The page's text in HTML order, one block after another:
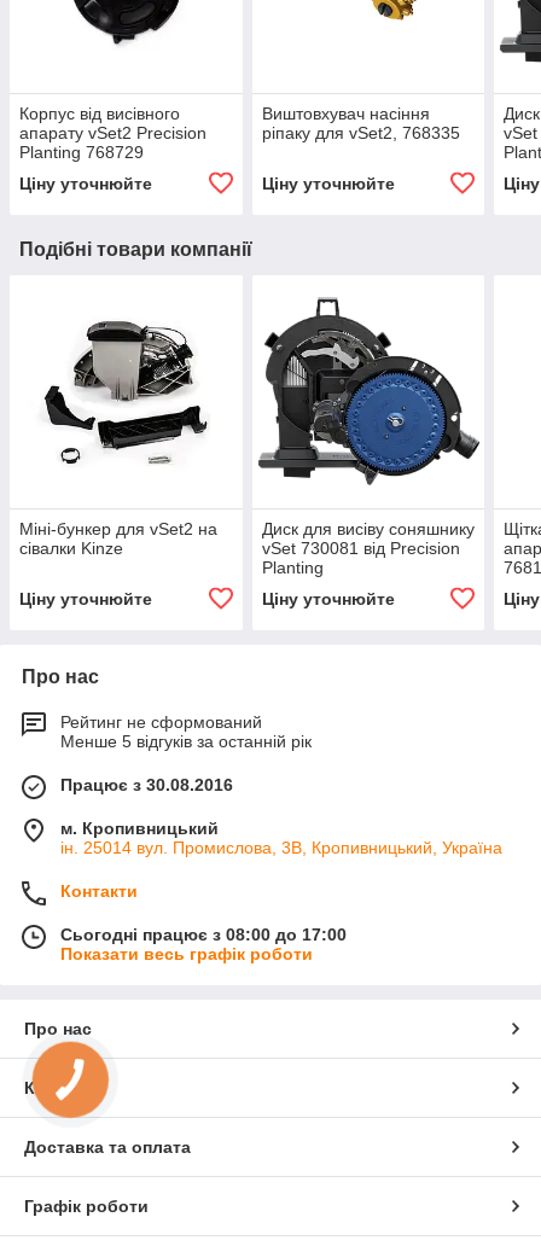
Корпус від висівного
апарату vSet2 Precision
Planting 768729
Ціну уточнюйте
Виштовхувач насіння
ріпаку для vSet2, 768335
Ціну уточнюйте
vSet
Подібні товари компанії
Міні-бункер для vSet2 на
сівалки Kinze
Ціну уточнюйте
Диск для висіву соняшнику
vSet 730081 від Precision
Planting
Ціну уточнюйте
Про нас
Рейтинг не сформований
Менше 5 відгуків за останній рік
Працює з 30.08.2016
м. Кропивницький
ін. 25014 вул. Промислова, 3В, Кропивницький, Україна
Контакти
Сьогодні працює з 08:00 до 17:00
Показати весь графік роботи
Про нас
Контакти
Доставка та оплата
Графік роботи